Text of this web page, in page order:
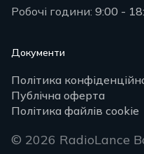
Робочі години: 9:00 -
Документи
Політика
Публічна оферта
Політика файлів cookie
© 2026 RadioLance